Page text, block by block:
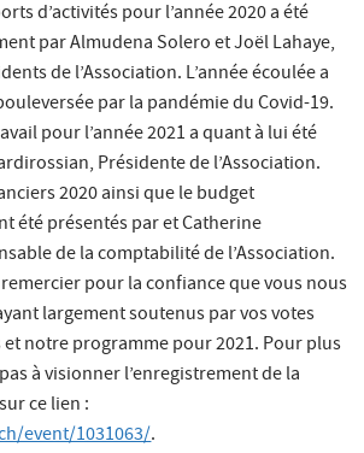
d’activités pour l’année 2020 a été
par Almudena Solero et Joël Lahaye,
de l’Association. L’année écoulée a
par la pandémie du Covid-19.
pour l’année 2021 a quant à lui été
Présidente de l’Association.
2020 ainsi que le budget
été présentés par et Catherine
de la comptabilité de l’Association.
pour la confiance que vous nous
largement soutenus par vos votes
et notre programme pour 2021. Pour plus
à visionner l’enregistrement de la
ce lien :
event/1031063/.